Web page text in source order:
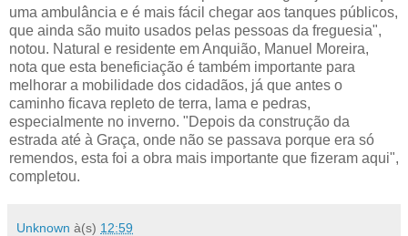
uma ambulância e é mais fácil chegar aos tanques públicos,
que ainda são muito usados pelas pessoas da freguesia",
notou. Natural e residente em Anquião, Manuel Moreira,
nota que esta beneficiação é também importante para
melhorar a mobilidade dos cidadãos, já que antes o
caminho ficava repleto de terra, lama e pedras,
especialmente no inverno. "Depois da construção da
estrada até à Graça, onde não se passava porque era só
remendos, esta foi a obra mais importante que fizeram aqui",
completou.
Unknown à(s) 12:59